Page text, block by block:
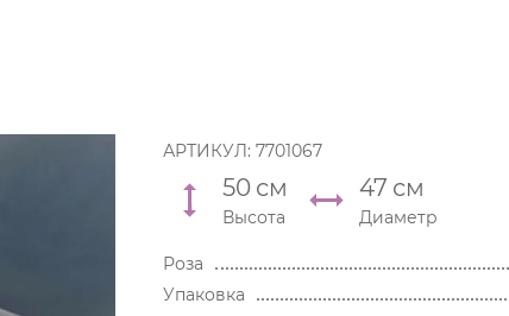
АРТИКУЛ: 7701067
50 см
Высота
47 см
Диаметр
Роза
Упаковка